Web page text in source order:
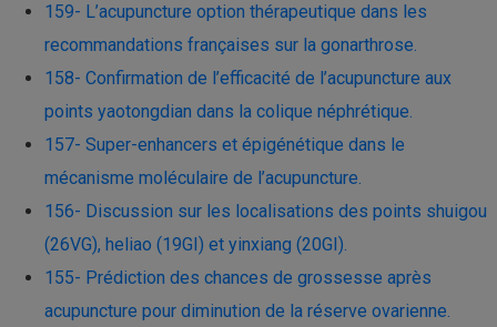
159- L’acupuncture option thérapeutique dans les
recommandations françaises sur la gonarthrose.
158- Confirmation de l’efficacité de l’acupuncture aux
points yaotongdian dans la colique néphrétique.
157- Super-enhancers et épigénétique dans le
mécanisme moléculaire de l’acupuncture.
156- Discussion sur les localisations des points shuigou
(26VG), heliao (19GI) et yinxiang (20GI)​.
155- Prédiction des chances de grossesse après
acupuncture pour diminution de la réserve ovarienne.